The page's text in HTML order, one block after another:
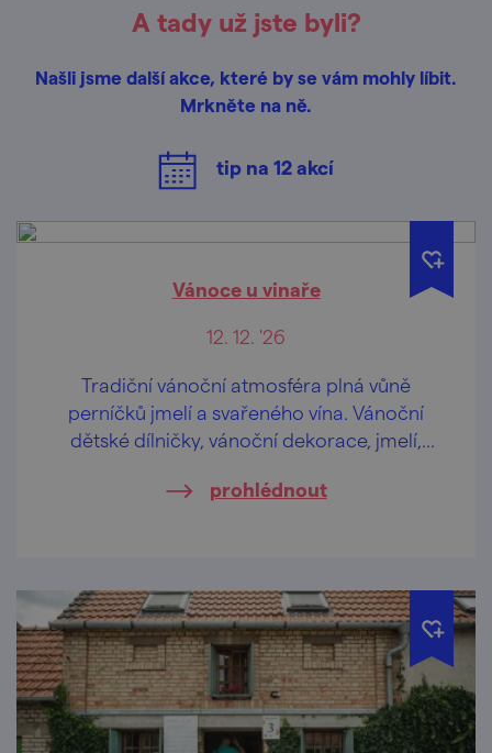
A tady už jste byli?
Našli jsme další akce, které by se vám mohly líbit.
Mrkněte na ně.
tip na 12akcí
Vánoce u vinaře
12. 12. '26
Tradiční vánoční atmosféra plná vůně
perníčků jmelí a svařeného vína. Vánoční
dětské dílničky, vánoční dekorace, jmelí,
prohlédnout